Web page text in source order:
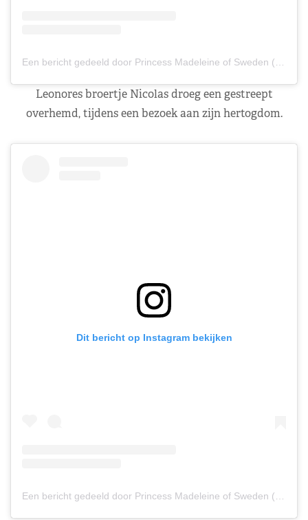
Leonores broertje Nicolas droeg een gestreept
overhemd, tijdens een bezoek aan zijn hertogdom.
Dit bericht op Instagram bekijken
Een bericht gedeeld door Princess Madeleine of Sweden (@princess_madeleine_of_sweden)